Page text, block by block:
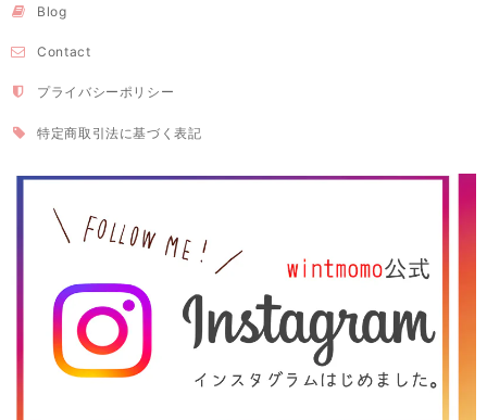
Blog
Contact
プライバシーポリシー
特定商取引法に基づく表記